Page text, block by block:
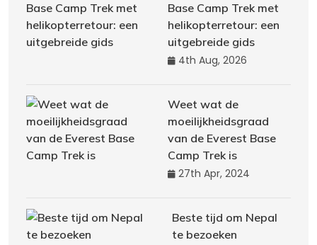
Base Camp Trek met
helikopterretour: een
uitgebreide gids
4th Aug, 2026
Weet wat de
moeilijkheidsgraad
van de Everest Base
Camp Trek is
27th Apr, 2024
Beste tijd om Nepal
te bezoeken